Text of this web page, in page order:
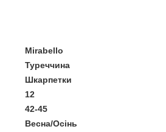
Mirabello
Туреччина
Шкарпетки
12
42-45
Весна/Осінь